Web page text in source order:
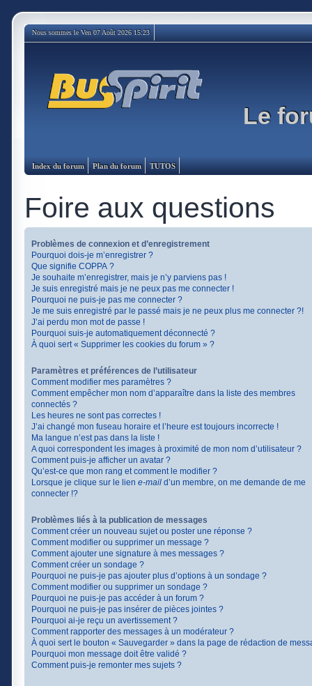
Nous sommes le Ven 07 Août 2026 15:23
Le
Index du forum Plan du forum TUTOS
Foire aux questions
Problèmes de connexion et d’enregistrement
Pourquoi dois-je m’enregistrer ?
Que signifie COPPA ?
Je souhaite m’enregistrer, mais je n’y parviens pas !
Je suis enregistré mais je ne peux pas me connecter !
Pourquoi ne puis-je pas me connecter ?
Je me suis enregistré par le passé mais je ne peux plus me connecter ?!
J’ai perdu mon mot de passe !
Pourquoi suis-je automatiquement déconnecté ?
À quoi sert « Supprimer les cookies du forum » ?
Paramètres et préférences de l’utilisateur
Comment modifier mes paramètres ?
Comment empêcher mon nom d’apparaître dans la liste des membres
connectés ?
Les heures ne sont pas correctes !
J’ai changé mon fuseau horaire et l’heure est toujours incorrecte !
Ma langue n’est pas dans la liste !
A quoi correspondent les images à proximité de mon nom d’utilisateur ?
Comment puis-je afficher un avatar ?
Qu’est-ce que mon rang et comment le modifier ?
Lorsque je clique sur le lien e-mail d’un membre, on me demande de me
connecter !?
Problèmes liés à la publication de messages
Comment créer un nouveau sujet ou poster une réponse ?
Comment modifier ou supprimer un message ?
Comment ajouter une signature à mes messages ?
Comment créer un sondage ?
Pourquoi ne puis-je pas ajouter plus d’options à un sondage ?
Comment modifier ou supprimer un sondage ?
Pourquoi ne puis-je pas accéder à un forum ?
Pourquoi ne puis-je pas insérer de pièces jointes ?
Pourquoi ai-je reçu un avertissement ?
Comment rapporter des messages à un modérateur ?
À quoi sert le bouton « Sauvegarder » dans la page de rédaction de
Pourquoi mon message doit être validé ?
Comment puis-je remonter mes sujets ?